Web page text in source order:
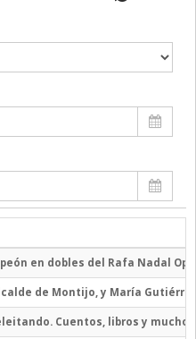
en dobles del Rafa Nadal
de Montijo, y María
Cuentos, libros y mucho